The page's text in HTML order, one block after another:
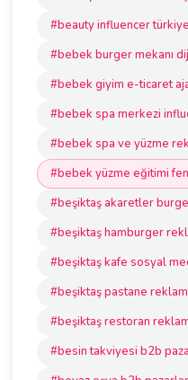
#beauty influencer türkiye
#bebek burger mekanı
#bebek giyim e-ticaret
#bebek spa merkezi
#bebek spa ve yüzme
#bebek yüzme eğitimi
#beşiktaş akaretler
#beşiktaş hamburger
#beşiktaş kafe sosyal
#beşiktaş pastane reklam
#beşiktaş restoran
#besin takviyesi b2b